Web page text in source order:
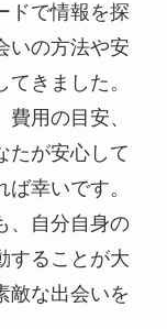
ドで情報を探
いの方法や安
きました。
用の目安、
たが安心して
幸いです。
、自分自身の
することが大
敵な出会いを